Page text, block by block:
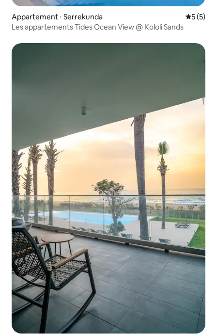
Appartement ⋅ Serrekunda
5 (5)
Les appartements Tides Ocean View @ Kololi Sands